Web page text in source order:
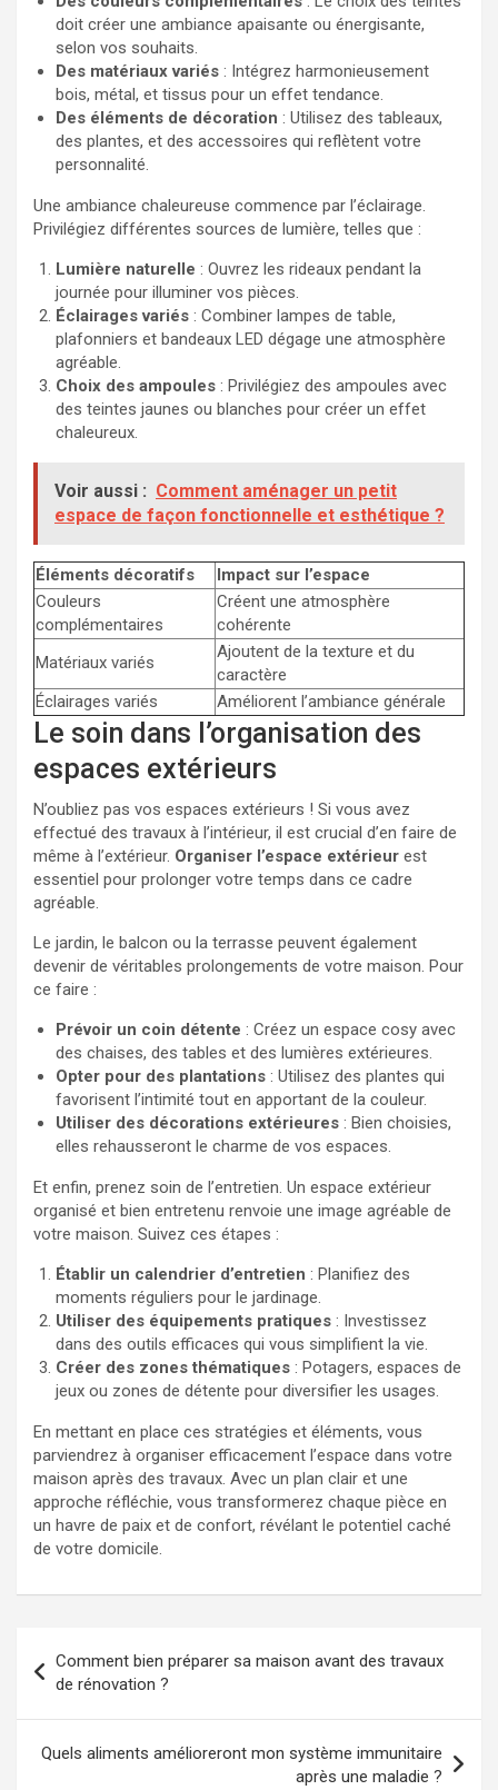
doit créer une ambiance apaisante ou énergisante,
selon vos souhaits.
Des matériaux variés : Intégrez harmonieusement
bois, métal, et tissus pour un effet tendance.
Des éléments de décoration : Utilisez des tableaux,
des plantes, et des accessoires qui reflètent votre
personnalité.
Une ambiance chaleureuse commence par l’éclairage.
Privilégiez différentes sources de lumière, telles que :
Lumière naturelle : Ouvrez les rideaux pendant la
journée pour illuminer vos pièces.
Éclairages variés : Combiner lampes de table,
plafonniers et bandeaux LED dégage une atmosphère
agréable.
Choix des ampoules : Privilégiez des ampoules avec
des teintes jaunes ou blanches pour créer un effet
chaleureux.
Voir aussi : Comment aménager un petit
espace de façon fonctionnelle et esthétique ?
Éléments décoratifs
Impact sur l’espace
Couleurs
complémentaires
Créent une atmosphère
cohérente
Matériaux variés
Ajoutent de la texture et du
caractère
Éclairages variés
Améliorent l’ambiance générale
Le soin dans l’organisation des
espaces extérieurs
N’oubliez pas vos espaces extérieurs ! Si vous avez
effectué des travaux à l’intérieur, il est crucial d’en faire de
même à l’extérieur. Organiser l’espace extérieur est
essentiel pour prolonger votre temps dans ce cadre
agréable.
Le jardin, le balcon ou la terrasse peuvent également
devenir de véritables prolongements de votre maison. Pour
ce faire :
Prévoir un coin détente : Créez un espace cosy avec
des chaises, des tables et des lumières extérieures.
Opter pour des plantations : Utilisez des plantes qui
favorisent l’intimité tout en apportant de la couleur.
Utiliser des décorations extérieures : Bien choisies,
elles rehausseront le charme de vos espaces.
Et enfin, prenez soin de l’entretien. Un espace extérieur
organisé et bien entretenu renvoie une image agréable de
votre maison. Suivez ces étapes :
Établir un calendrier d’entretien : Planifiez des
moments réguliers pour le jardinage.
Utiliser des équipements pratiques : Investissez
dans des outils efficaces qui vous simplifient la vie.
Créer des zones thématiques : Potagers, espaces de
jeux ou zones de détente pour diversifier les usages.
En mettant en place ces stratégies et éléments, vous
parviendrez à organiser efficacement l’espace dans votre
maison après des travaux. Avec un plan clair et une
approche réfléchie, vous transformerez chaque pièce en
un havre de paix et de confort, révélant le potentiel caché
de votre domicile.
de
l’article
Comment bien préparer sa maison avant des travaux
de rénovation ?
Quels aliments amélioreront mon système immunitaire
après une maladie ?